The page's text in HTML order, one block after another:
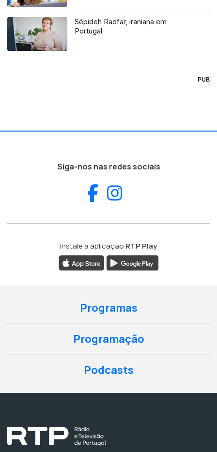
Sépideh Radfar, iraniana em
Portugal
PUB
Siga-nos nas redes sociais
Facebook
Instale a aplicação RTP Play
Programas
Programação
Podcasts